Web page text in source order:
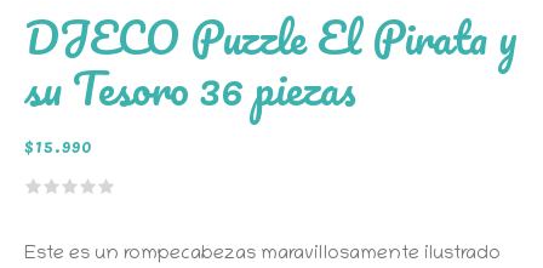
DJECO Puzzle El Pirata y
su Tesoro 36 piezas
$15.990
Este es un rompecabezas maravillosamente ilustrado